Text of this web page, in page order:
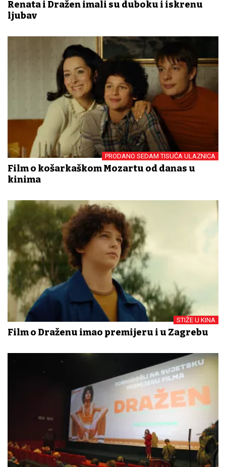
Renata i Dražen imali su duboku i iskrenu
ljubav
PRODANO SEDAM TISUĆA ULAZNICA
Film o košarkaškom Mozartu od danas u
kinima
STIŽE U KINA
Film o Draženu imao premijeru i u Zagrebu